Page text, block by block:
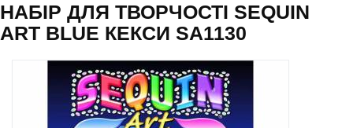
НАБІР ДЛЯ ТВОРЧОСТІ SEQUIN
ART BLUE КЕКСИ SA1130